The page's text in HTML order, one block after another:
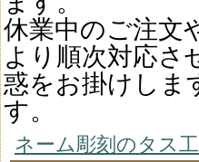
休業中のご注文
より順次対応
惑をお掛けしま
す。
ネーム彫刻のタス